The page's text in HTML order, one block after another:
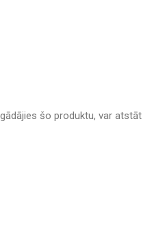
šo produktu, var atstāt